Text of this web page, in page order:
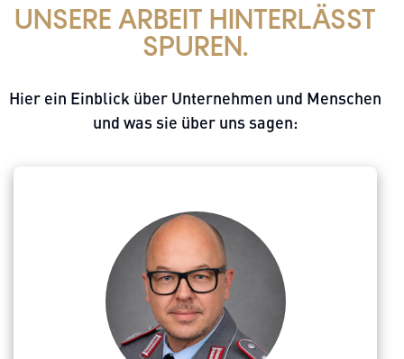
UNSERE ARBEIT HINTERLÄSST
SPUREN.
Hier ein Einblick über Unternehmen und Menschen
und was sie über uns sagen: